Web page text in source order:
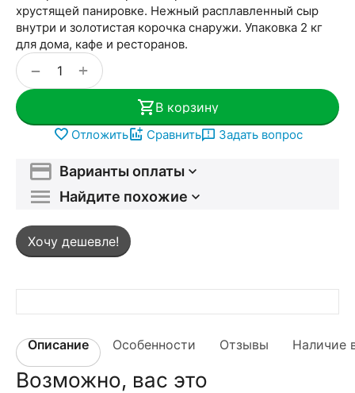
хрустящей панировке. Нежный расплавленный сыр
внутри и золотистая корочка снаружи. Упаковка 2 кг
для дома, кафе и ресторанов.
+
−
В корзину
Отложить Сравнить Задать вопрос
Варианты оплаты
Найдите похожие
Хочу дешевле!
Описание Особенности Отзывы Наличие
Возможно, вас это